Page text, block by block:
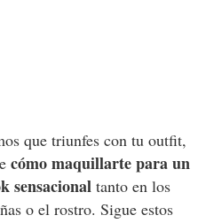
que triunfes con tu outfit,
cómo maquillarte para un
sensacionaltanto en los
o el rostro. Sigue estos